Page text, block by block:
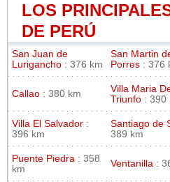
LOS
DE PERÚ
San Juan de
Lurigancho : 376 km
San Martin
Porres : 376
Callao : 380 km
Villa Maria
Triunfo : 390
Villa El Salvador :
396 km
Santiago de
389 km
Puente Piedra : 358
km
Ventanilla :